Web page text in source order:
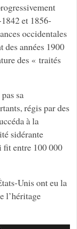
et 1856-
occidentales
des années 1900
des « traités
sa
régis par des
à la
sidérante
fit entre 100 000
Unis ont eu la
l’héritage